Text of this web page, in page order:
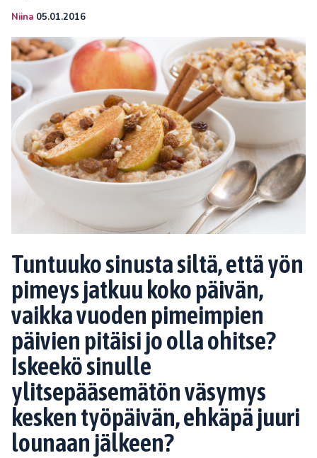
Niina 05.01.2016
Tuntuuko sinusta siltä, että yön
pimeys jatkuu koko päivän,
vaikka vuoden pimeimpien
päivien pitäisi jo olla ohitse?
Iskeekö sinulle
ylitsepääsemätön väsymys
kesken työpäivän, ehkäpä juuri
lounaan jälkeen?